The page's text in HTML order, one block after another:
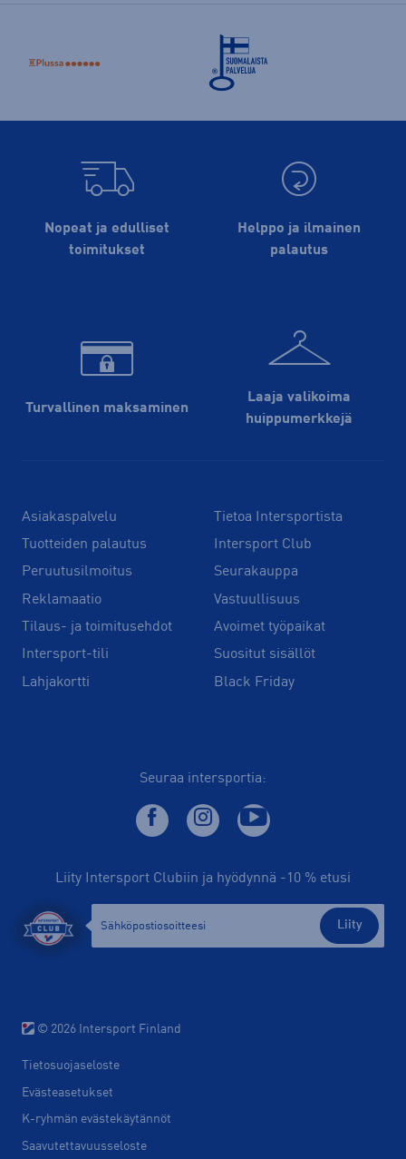
Nopeat ja edulliset
toimitukset
Helppo ja ilmainen
palautus
Turvallinen maksaminen
Laaja valikoima
huippu­merkkejä
Asiakaspalvelu
Tuotteiden palautus
Peruutusilmoitus
Reklamaatio
Tilaus- ja toimitusehdot
Intersport-tili
Lahjakortti
Tietoa Intersportista
Intersport Club
Seurakauppa
Vastuullisuus
Avoimet työpaikat
Suositut sisällöt
Black Friday
Seuraa intersportia:
Liity Intersport Clubiin ja hyödynnä -10 % etusi
Liity
© 2026 Intersport Finland
Tietosuojaseloste
Evästeasetukset
K-ryhmän evästekäytännöt
Saavutettavuusseloste